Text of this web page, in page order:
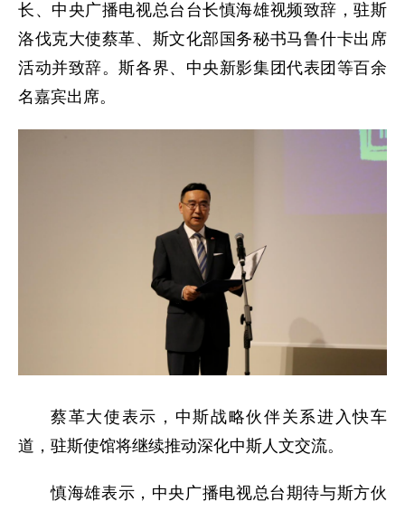
长、中央广播电视总台台长慎海雄视频致辞，驻斯
洛伐克大使蔡革、斯文化部国务秘书马鲁什卡出席
活动并致辞。斯各界、中央新影集团代表团等百余
名嘉宾出席。
蔡革大使表示，中斯战略伙伴关系进入快车
道，驻斯使馆将继续推动深化中斯人文交流。
慎海雄表示，中央广播电视总台期待与斯方伙